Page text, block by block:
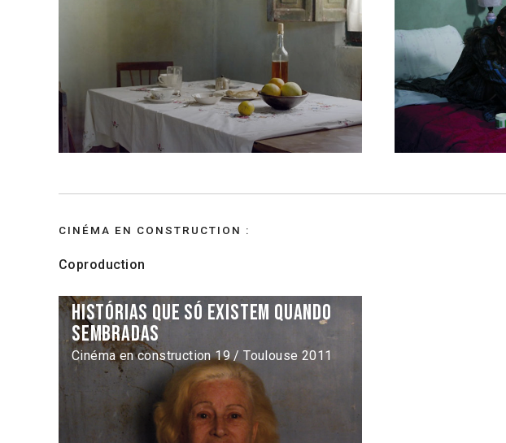
CINÉMA EN CONSTRUCTION :
Coproduction
Histórias que só existem quando
sembradas
Cinéma en construction 19 / Toulouse 2011